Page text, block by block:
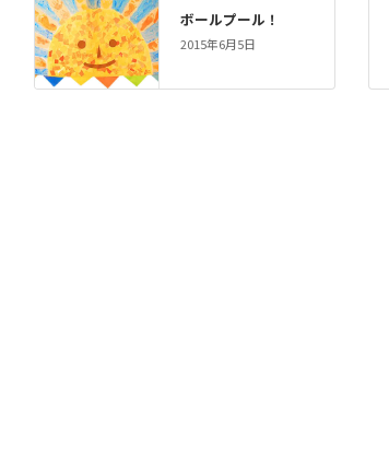
ボールプール！
2015年6月5日